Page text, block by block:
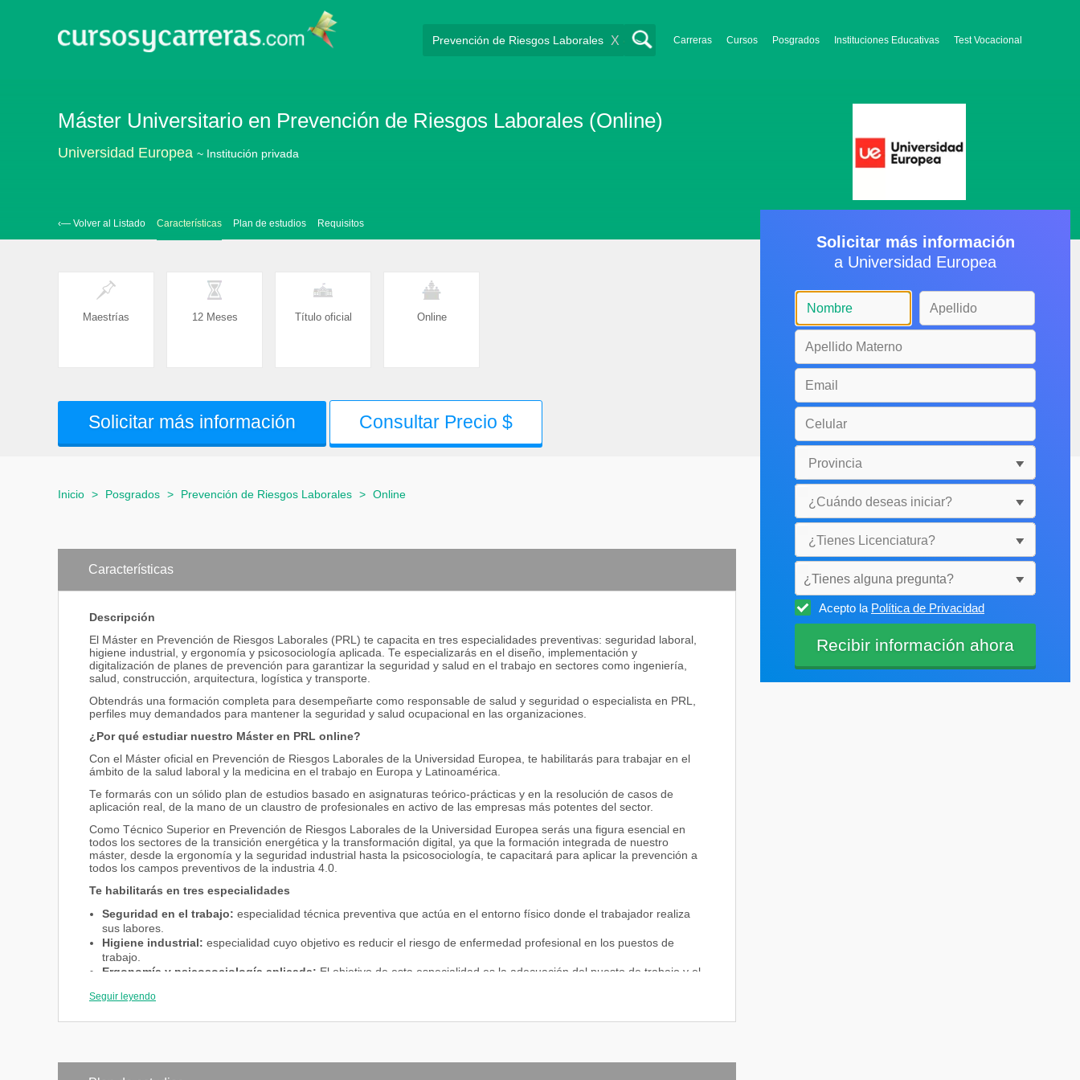
Carreras Cursos Posgrados Instituciones Educativas Test Vocacional
X
Máster Universitario en Prevención de Riesgos Laborales (Online)
Universidad Europea ~ Institución privada
‹— Volver al Listado Características Plan de estudios Requisitos
Maestrías 12 Meses Título oficial Online
Solicitar más información Consultar Precio $
Inicio > Posgrados > Prevención de Riesgos Laborales > Online
Características
Descripción
El Máster en Prevención de Riesgos Laborales (PRL) te capacita en tres especialidades preventivas: seguridad laboral,
higiene industrial, y ergonomía y psicosociología aplicada. Te especializarás en el diseño, implementación y
digitalización de planes de prevención para garantizar la seguridad y salud en el trabajo en sectores como ingeniería,
salud, construcción, arquitectura, logística y transporte.
Obtendrás una formación completa para desempeñarte como responsable de salud y seguridad o especialista en PRL,
perfiles muy demandados para mantener la seguridad y salud ocupacional en las organizaciones.
¿Por qué estudiar nuestro Máster en PRL online?
Con el Máster oficial en Prevención de Riesgos Laborales de la Universidad Europea, te habilitarás para trabajar en el
ámbito de la salud laboral y la medicina en el trabajo en Europa y Latinoamérica.
Te formarás con un sólido plan de estudios basado en asignaturas teórico-prácticas y en la resolución de casos de
aplicación real, de la mano de un claustro de profesionales en activo de las empresas más potentes del sector.
Como Técnico Superior en Prevención de Riesgos Laborales de la Universidad Europea serás una figura esencial en
todos los sectores de la transición energética y la transformación digital, ya que la formación integrada de nuestro
máster, desde la ergonomía y la seguridad industrial hasta la psicosociología, te capacitará para aplicar la prevención a
todos los campos preventivos de la industria 4.0.
Te habilitarás en tres especialidades
Seguridad en el trabajo: especialidad técnica preventiva que actúa en el entorno físico donde el trabajador realiza
sus labores.
Higiene industrial: especialidad cuyo objetivo es reducir el riesgo de enfermedad profesional en los puestos de
trabajo.
Ergonomía y psicosociología aplicada: El objetivo de esta especialidad es la adecuación del puesto de trabajo y el
ámbito laboral para la evaluación y mejora de las condiciones ergonómicas en el trabajo.
Te beneficiarás de nuestros acuerdos de colaboración con firmas internacionales, como Sacyr, Ferrovial y Acciona,
para la realización de prácticas laborales.
Seguir leyendo
Solicitar más información
a Universidad Europea
¿Tienes alguna pregunta?
Selecciónala
Acepto la Política de Privacidad